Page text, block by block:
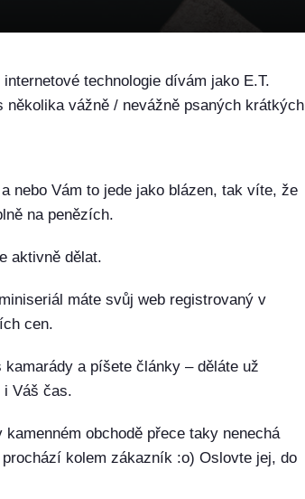
technologie dívám jako E.T.
vážně / nevážně psaných krátkých
nebo Vám to jede jako blázen, tak víte, že
na penězích.
aktivně dělat.
máte svůj web registrovaný v
cen.
a píšete články – děláte už
i Váš čas.
obchodě přece taky nenechá
kolem zákazník :o) Oslovte jej, do